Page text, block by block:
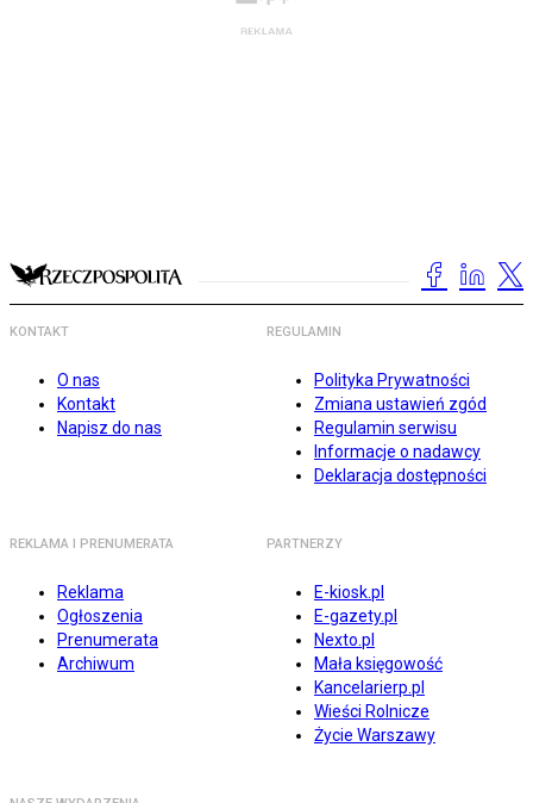
KONTAKT
O nas
Kontakt
Napisz do nas
REGULAMIN
Polityka Prywatności
Zmiana ustawień zgód
Regulamin serwisu
Informacje o nadawcy
Deklaracja dostępności
REKLAMA I PRENUMERATA
Reklama
Ogłoszenia
Prenumerata
Archiwum
PARTNERZY
E-kiosk.pl
E-gazety.pl
Nexto.pl
Mała księgowość
Kancelarierp.pl
Wieści Rolnicze
Życie Warszawy